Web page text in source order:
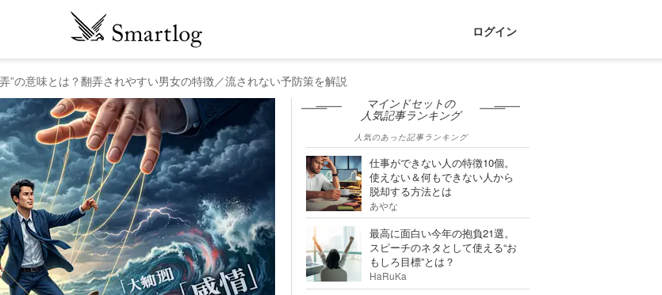
ログイン
”の意味とは？翻弄されやすい男女の特徴／流されない予防策を解説
マインドセットの
人気記事ランキング
人気のあった記事ランキング
仕事ができない人の特徴10個。
使えない＆何もできない人から
脱却する方法とは
あやな
最高に面白い今年の抱負21選。
スピーチのネタとして使える“お
もしろ目標”とは？
HaRuKa